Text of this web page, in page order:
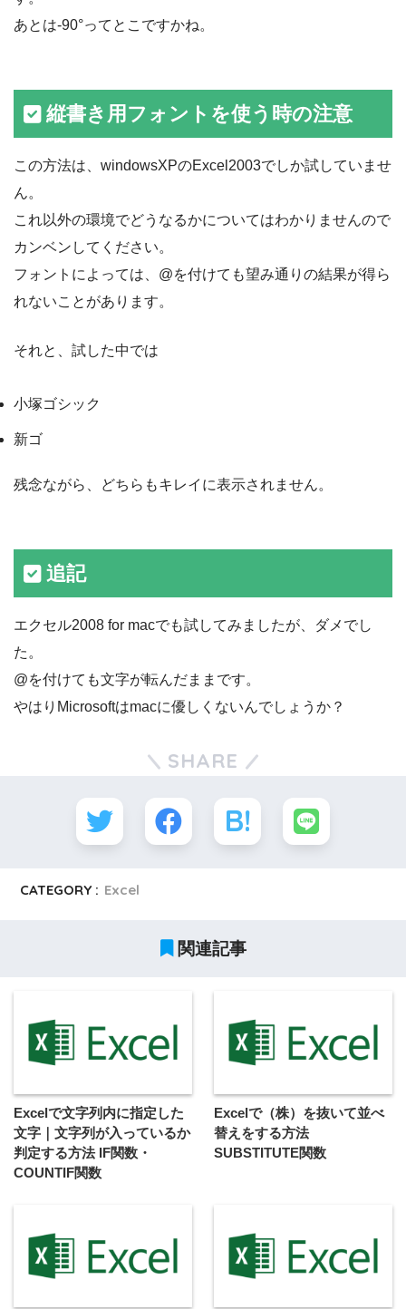
あとは-90°ってとこですかね。
縦書き用フォントを使う時の注意
この方法は、windowsXPのExcel2003でしか試していませ
ん。
これ以外の環境でどうなるかについてはわかりませんので
カンベンしてください。
フォントによっては、@を付けても望み通りの結果が得ら
れないことがあります。
それと、試した中では
小塚ゴシック
新ゴ
残念ながら、どちらもキレイに表示されません。
追記
エクセル2008 for macでも試してみましたが、ダメでし
た。
@を付けても文字が転んだままです。
やはりMicrosoftはmacに優しくないんでしょうか？
SHARE
CATEGORY : Excel
関連記事
Excelで文字列内に指定した
文字｜文字列が入っているか
判定する方法 IF関数・
COUNTIF関数
Excelで（株）を抜いて並べ
替えをする方法
SUBSTITUTE関数